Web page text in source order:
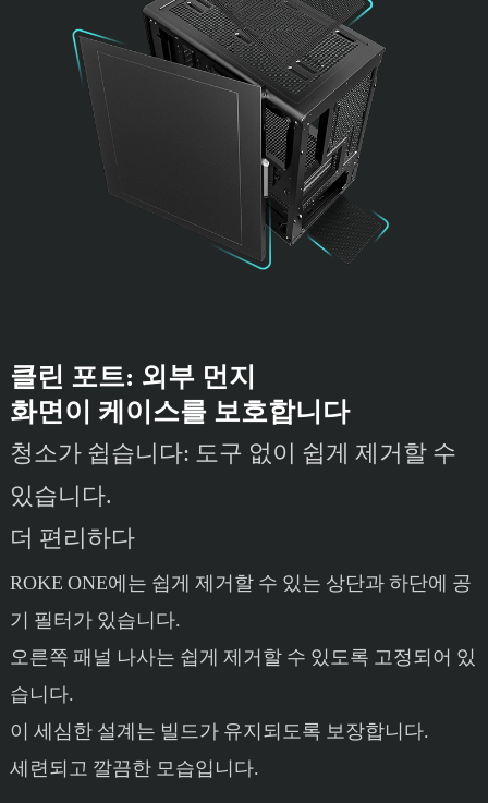
클린 포트: 외부 먼지
화면이 케이스를 보호합니다
청소가 쉽습니다: 도구 없이 쉽게 제거할 수
있습니다.
더 편리하다
ROKE ONE에는 쉽게 제거할 수 있는 상단과 하단에 공
기 필터가 있습니다.
오른쪽 패널 나사는 쉽게 제거할 수 있도록 고정되어 있
습니다.
이 세심한 설계는 빌드가 유지되도록 보장합니다.
세련되고 깔끔한 모습입니다.